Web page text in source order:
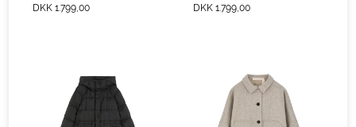
DKK 1.799,00 DKK 1.799,00